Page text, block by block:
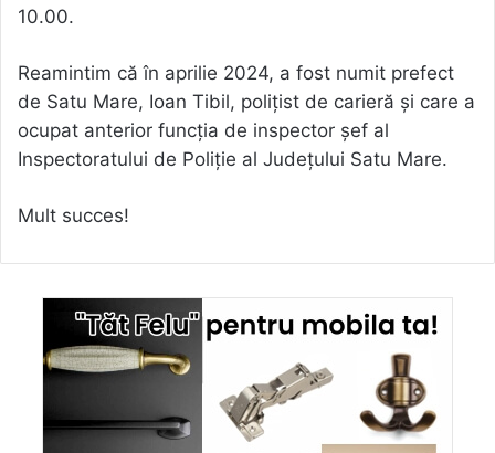
10.00.
Reamintim că în aprilie 2024, a fost numit prefect
de Satu Mare, Ioan Tibil, polițist de carieră și care a
ocupat anterior funcția de inspector șef al
Inspectoratului de Poliție al Județului Satu Mare.
Mult succes!